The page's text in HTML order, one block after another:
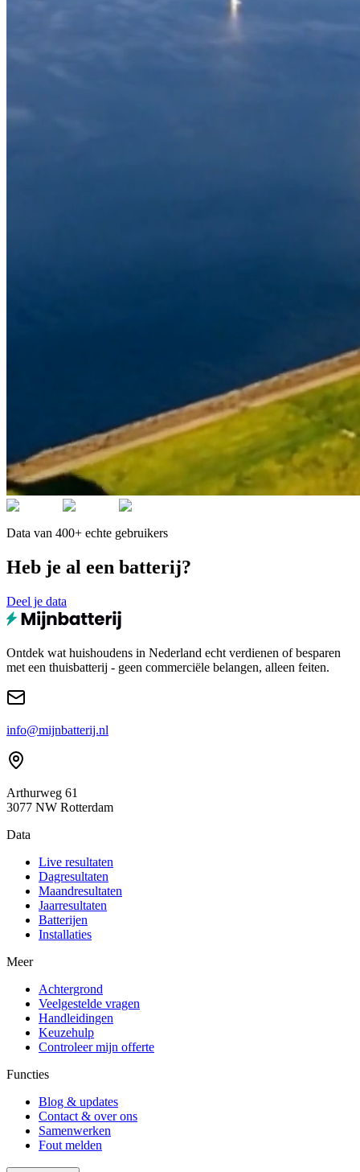
Data van 400+ echte gebruikers
Heb je al een batterij?
Deel je data
Ontdek wat huishoudens in Nederland echt verdienen of besparen
met een thuisbatterij - geen commerciële belangen, alleen feiten.
info@mijnbatterij.nl
Arthurweg 61
3077 NW Rotterdam
Data
Live resultaten
Dagresultaten
Maandresultaten
Jaarresultaten
Batterijen
Installaties
Meer
Achtergrond
Veelgestelde vragen
Handleidingen
Keuzehulp
Controleer mijn offerte
Functies
Blog & updates
Contact & over ons
Samenwerken
Fout melden